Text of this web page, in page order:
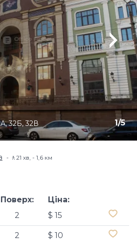
1/5
32Б, 32В
🚶21 хв, - 1,6 км
Поверх:
2
Ціна:
$ 15
2 $ 10